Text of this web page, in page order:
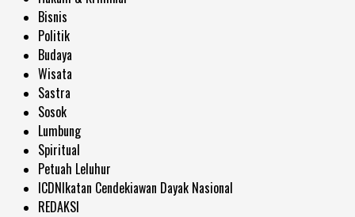
Bisnis
Politik
Budaya
Wisata
Sastra
Sosok
Lumbung
Spiritual
Petuah Leluhur
ICDNIkatan Cendekiawan Dayak Nasional
REDAKSI